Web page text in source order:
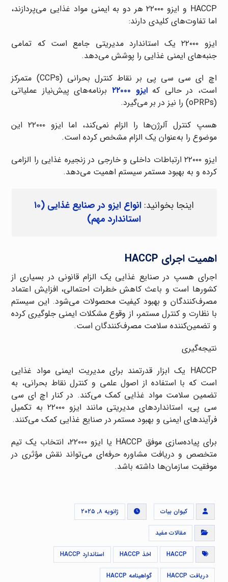
HACCP و ایزو ۲۲۰۰۰ هر دو به ایمنی مواد غذایی می‌پردازند،
اما تفاوت‌های کلیدی دارند:
ایزو ۲۲۰۰۰ یک استاندارد مدیریتی جامع است که تمامی
جنبه‌های ایمنی غذایی را پوشش می‌دهد.
اچ ای سی سی پی بر نقاط کنترل بحرانی (CCPs) متمرکز
است، در حالی کهایزو ۲۲۰۰۰
برنامه‌های پیش‌نیاز عملیاتی
(oPRPs) را نیز در بر می‌گیرد.
هسپ کنترل آلرژن‌ها را الزام نمی‌کند، اما ایزو ۲۲۰۰۰ این
موضوع را به‌عنوان یک الزام مشخص کرده است.
ایزو ۲۲۰۰۰ ارتباطات داخلی و خارجی در زنجیره غذایی را الزامی
کرده و به بهبود مستمر سیستم اهمیت می‌دهد.
اینجا بخوانید:
انواع ایزو در صنایع غذایی (۱۰
استاندارد مهم)
اهمیت اجرای HACCP
اجرای هسپ در صنایع غذایی یک الزام قانونی در بسیاری از
کشورها است و باعث کاهش خطرات احتمالی، افزایش اعتماد
مصرف‌کنندگان و بهبود کیفیت محصولات می‌شود. این سیستم
با نظارت و کنترل مستمر، از وقوع مشکلات ایمنی جلوگیری کرده
و تضمین‌کننده سلامت مصرف‌کنندگان است.
نتیجه‌گیری
HACCP یک ابزار قدرتمند برای مدیریت ایمنی مواد غذایی
است که با استفاده از اصول علمی و کنترل نقاط بحرانی، به
تضمین سلامت مواد غذایی کمک می‌کند. در کنار اچ ای سی
سی پی، استانداردهای مدیریتی مانند ایزو ۲۲۰۰۰ به تکمیل
فرآیندهای ایمنی و بهبود مستمر در صنایع غذایی کمک می‌کنند.
برای پیاده‌سازی موفق HACCP یا ایزو ۲۲۰۰۰، انتخاب یک تیم
متخصص و دریافت مشاوره حرفه‌ای می‌تواند نقش مؤثری در
موفقیت سازمان‌ها داشته باشد.
کیوان بیات ژانویه ۸, ۲۰۲۵
مقالات مفید
HACCP اخذ HACCP استاندارد HACCP
دریافت HACCP گواهینامه HACCP